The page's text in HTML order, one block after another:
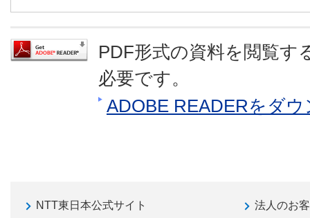
PDF形式の資料を閲覧す
必要です。
ADOBE READERをダ
NTT東日本公式サイト 法人のお